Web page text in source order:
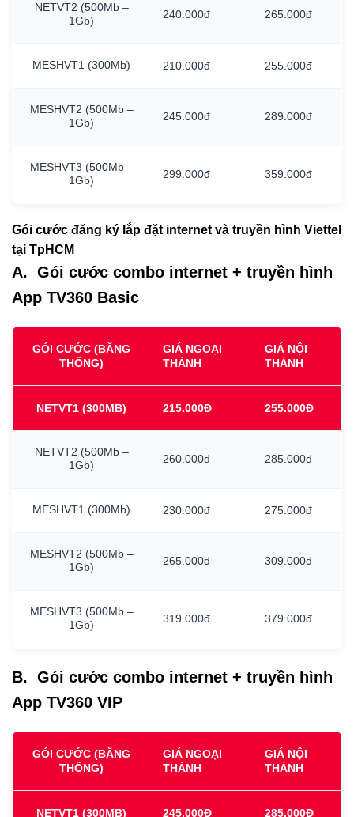
NETVT2 (500Mb –
1Gb)
240.000đ 265.000đ
MESHVT1 (300Mb) 210.000đ 255.000đ
MESHVT2 (500Mb –
1Gb)
245.000đ 289.000đ
MESHVT3 (500Mb –
1Gb)
299.000đ 359.000đ
Gói cước đăng ký lắp đặt internet và truyền hình Viettel
tại TpHCM
A. Gói cước combo internet + truyền hình
App TV360 Basic
GÓI CƯỚC (BĂNG
THÔNG)
GIÁ NGOẠI
THÀNH
GIÁ NỘI
THÀNH
NETVT1 (300MB) 215.000Đ 255.000Đ
NETVT2 (500Mb –
1Gb)
260.000đ 285.000đ
MESHVT1 (300Mb) 230.000đ 275.000đ
MESHVT2 (500Mb –
1Gb)
265.000đ 309.000đ
MESHVT3 (500Mb –
1Gb)
319.000đ 379.000đ
B. Gói cước combo internet + truyền hình
App TV360 VIP
GÓI CƯỚC (BĂNG
THÔNG)
GIÁ NGOẠI
THÀNH
GIÁ NỘI
THÀNH
NETVT1 (300MB) 245.000Đ 285.000Đ